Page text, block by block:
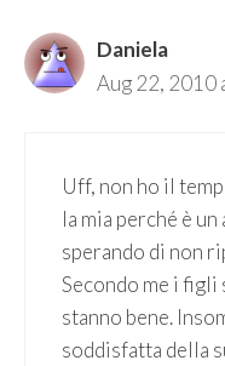
Daniela
Aug 22, 2010
Uff, non ho il
la mia perché è
sperando di non
Secondo me i figli
stanno bene.
soddisfatta della